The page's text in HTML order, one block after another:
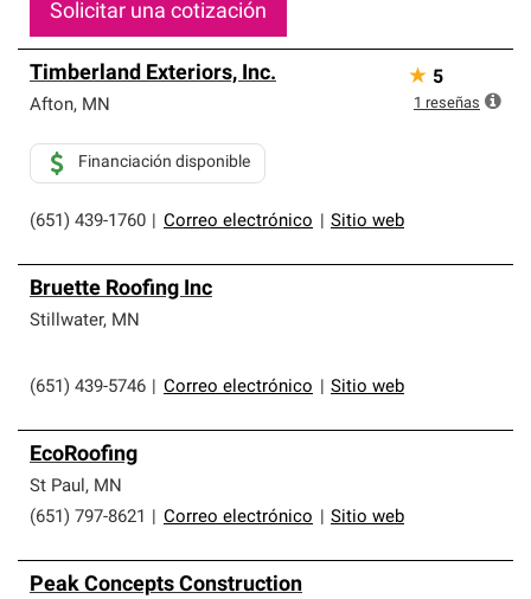
Solicitar una cotización
Timberland Exteriors, Inc.
Afton, MN
(651) 439-1760 Correo electrónico Sitio web
Financiación disponible
★ 5
1 reseñas
Bruette Roofing Inc
Stillwater, MN
(651) 439-5746 Correo electrónico Sitio web
EcoRoofing
St Paul, MN
(651) 797-8621
Correo electrónico Sitio web
Peak Concepts Construction